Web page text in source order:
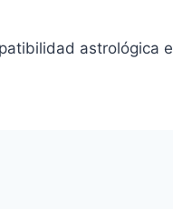
astrológica